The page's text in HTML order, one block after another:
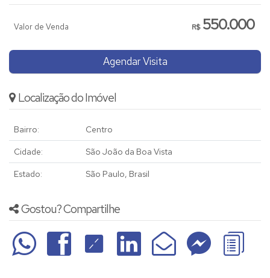
R$550.000
Valor de Venda
Agendar Visita
Localização do Imóvel
Bairro: Centro
Cidade: São João da Boa Vista
Estado: São Paulo, Brasil
Gostou? Compartilhe